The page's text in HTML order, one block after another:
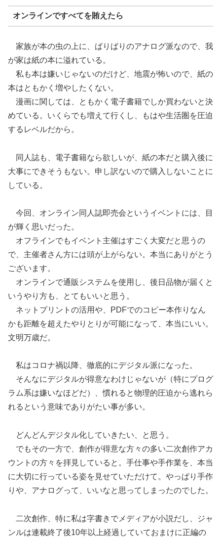
オンラインですべてを賄えたら
家族が本の虫の上に、ばりばりのアナログ派なので、我
が家は紙の本に溢れている。
私も本は嫌いじゃないのだけど、地震が怖いので、紙の
本はともかく増やしたくない。
漫画に関しては、ともかく電子書籍でしか買わないと決
めている。いくらでも増えて行くし、もはや生活圏を圧迫
するレベルだから。
同人誌も、電子書籍なら欲しいが、紙の本だと購入後に
大事にできそうもない。申し訳ないので購入しないことに
している。
今回、オンライン同人誌即売会というイベントには、目
が輝く思いだった。
オフラインでもイベント主催はすごく大変だと思うの
で、主催者さん方には頭が上がらない。本当にありがとう
ございます。
オンラインで通販システムを使用し、後日品物が届くと
いうやり方も、とてもいいと思う。
ネットプリントの活用や、PDFでのコピー本作りなん
かも距離を超えたやりとりが可能になって、本当にいい。
文明万歳だ。
私はコロナ禍以降、徹底的にデジタル派になった。
そんなにデジタルが得意なわけじゃないが（特にプログ
ラム系は嫌いなほどだ）、慣れると物理的圧迫から逃れら
れるという意味でありがたい事が多い。
どんどんデジタル化していきたい、と思う。
でもその一方で、創作が得意な方々の多い二次創作アカ
ウントの方々を拝見していると。手仕事や手作業を、本当
に大切に行っている姿を見せていただけて。やっぱり手作
りや、アナログって、いいなと思ってしまったのでした。
二次創作、特に私は字書きでメディアが小説だし、ジャ
ンルは連載終了後10年以上経過していておまけに正編の